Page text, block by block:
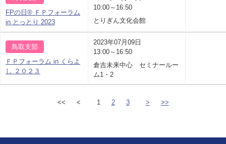
FPの日® ＦＰフォーラム
in とっとり 2023
10:00～16:50
とりぎん文化会館
鳥取支部
ＦＰフォーラム in くらよ
し ２０２３
2023年07月09日
13:00～16:50
倉吉未来中心 セミナールー
ム1・2
<< < 1 2 3 > >>